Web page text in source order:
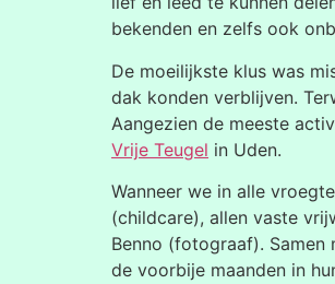
bekenden en zelfs ook
De moeilijkste klus was
dak konden verblijven.
Aangezien de meeste
Vrije Teugel in Uden.
Wanneer we in alle
(childcare), allen vaste
Benno (fotograaf). Samen
de voorbije maanden in